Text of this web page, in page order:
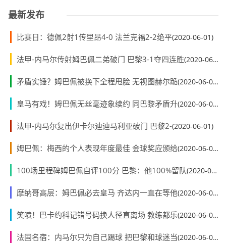
最新发布
比赛日：德佩2射1传里昂4-0 法兰克福2-2绝平(2020-06-01)
法甲-内马尔传射姆巴佩二弟破门 巴黎3-1夺四连胜(2020-06-01)
矛盾实锤？姆巴佩被换下全程甩脸 无视图赫尔跪(2020-06-01)
皇马有戏！姆巴佩无丝毫迹象续约 同巴黎矛盾升(2020-06-01)
法甲-内马尔复出伊卡尔迪迪马利亚破门 巴黎2-(2020-06-01)
姆巴佩：梅西的个人表现年度最佳 金球奖应颁给(2020-06-01)
100场里程碑姆巴佩自评100分 巴黎：他100%留队(2020-06-01)
摩纳哥高层：姆巴佩必去皇马 齐达内一直在等他(2020-06-01)
笑喷！巴卡约科记错号码换人径直离场 教练都乐(2020-06-01)
法国名宿：内马尔只为自己踢球 把巴黎和球迷当(2020-06-01)